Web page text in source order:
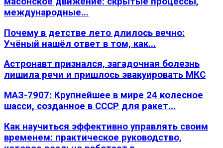
международные...
Почему в детстве лето длилось вечно:
Учёный нашёл ответ в том, как...
Астронавт признался, загадочная болезнь
лишила речи и пришлось эвакуировать МКС
МАЗ-7907: Крупнейшее в мире 24 колесное
шасси, созданное в СССР для ракет...
Как научиться эффективно управлять своим
временем: практическое руководство,